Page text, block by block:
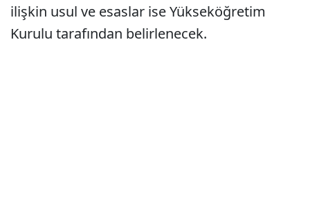
ilişkin usul ve esaslar ise Yükseköğretim
Kurulu tarafından belirlenecek.